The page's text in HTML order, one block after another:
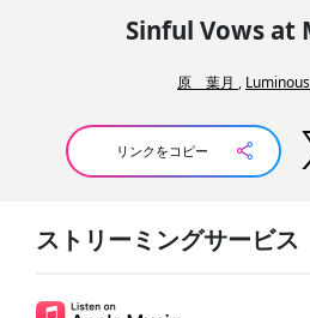
Sinful Vows at
原 葉月 ,
リンクをコピー
ストリーミングサービス